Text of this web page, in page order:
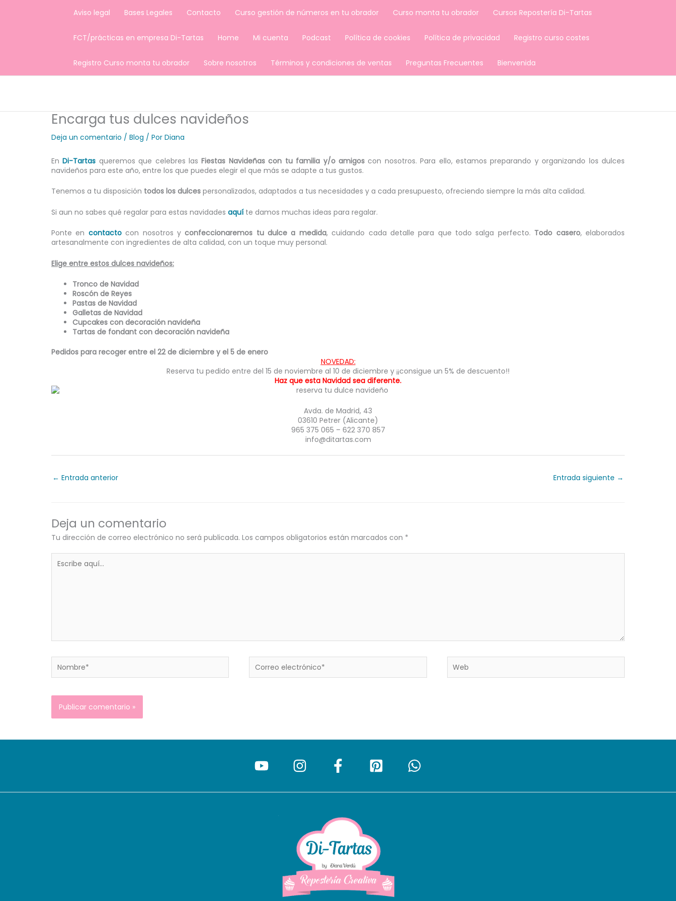
Aviso legal Bases Legales Contacto Curso gestión de números en tu obrador Curso monta tu obrador Cursos Repostería Di-Tartas
FCT/prácticas en empresa Di-Tartas Home Mi cuenta Podcast Política de cookies Política de privacidad Registro curso costes
Registro Curso monta tu obrador Sobre nosotros Términos y condiciones de ventas Preguntas Frecuentes Bienvenida
Encarga tus dulces navideños
Deja un comentario / Blog / Por Diana
EnDi-Tartas queremos que celebres lasFiestas Navideñas con tu familia y/o amigoscon nosotros. Para ello, estamos preparando y organizando los dulces
navideños para este año, entre los que puedes elegir el que más se adapte a tus gustos.
Tenemos a tu disposición todos los dulces personalizados, adaptados a tus necesidades y a cada presupuesto, ofreciendo siempre la más alta calidad.
Si aun no sabes qué regalar para estas navidades aquíte damos muchas ideas para regalar.
Ponte en contactocon nosotros yconfeccionaremos tu dulce a medida, cuidando cada detalle para que todo salga perfecto. Todo casero, elaborados
artesanalmente con ingredientes de alta calidad, con un toque muy personal.
Elige entre estos dulces navideños:
Tronco de Navidad
Roscón de Reyes
Pastas de Navidad
Galletas de Navidad
Cupcakes con decoración navideña
Tartas de fondant con decoración navideña
Pedidos para recoger entre el 22 de diciembre y el 5 de enero
NOVEDAD:
Reserva tu pedido entre del 15 de noviembre al 10 de diciembre y ¡¡consigue un 5% de descuento!!
Haz que esta Navidad sea diferente.
Avda. de Madrid, 43
03610 Petrer (Alicante)
965 375 065 – 622 370 857
info@ditartas.com
← Entrada anterior Entrada siguiente →
Deja un comentario
Tu dirección de correo electrónico no será publicada. Los campos obligatorios están marcados con *
aquí...
electrónico*